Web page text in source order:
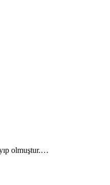
olmuştur.…